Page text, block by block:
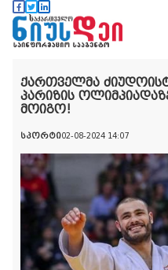
ქართველმა
პარიზის
მოიგო!
სპორტი02-08-2024 14:07